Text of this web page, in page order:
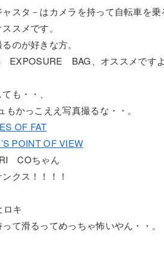
ャスタ－はカメラを持って自転車を乗
スメです。
のが好きな方。
EXPOSURE BAG、オススメですよ
も・・、
もかっこええ写真撮るな・・。
OF FAT
POINT OF VIEW
COちゃん
クス！！！！
ロキ
て滑るってめっちゃ怖いやん・・。